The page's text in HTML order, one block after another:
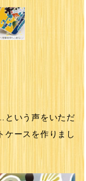
いう声をいただ
ケースを作りまし